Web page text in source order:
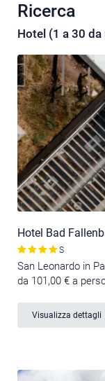
Ricerca
Hotel (1 a 30
Hotel Bad
S
San Leonardo in
da 101,00 € a
Visualizza dettagli